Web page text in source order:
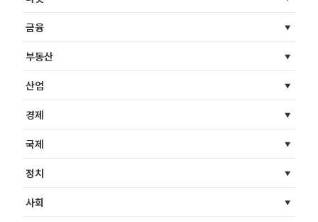
금융
부동산
산업
경제
국제
정치
사회